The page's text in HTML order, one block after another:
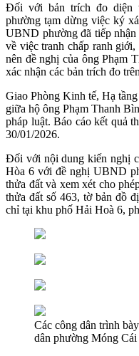
Đối với bản trích đo diện
phường tạm dừng việc ký
UBND phường đã tiếp
về việc tranh chấp ranh
nên đề nghị của ông Phạm
xác nhận các bản trích đo
Giao Phòng Kinh tế, Hạ
giữa hộ ông Phạm Thanh
pháp luật. Báo cáo kết quả
30/01/2026.
Đối với nội dung kiến nghị
Hòa 6 với đề nghị UBND
thửa đất và xem xét cho
thửa đất số 463, tờ bản đồ
chỉ tại khu phố Hải Hoà 6,
Các công dân trình
dân phường Móng Cái